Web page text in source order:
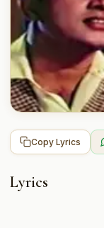
Copy Lyrics
Lyrics